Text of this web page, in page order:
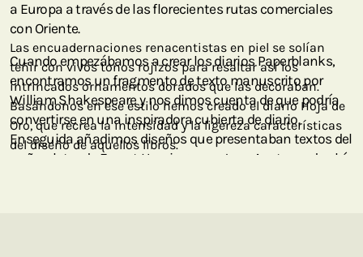
a Europa a través de las florecientes rutas comerciales
con Oriente.
Cuando empezábamos a crear los diarios Paperblanks,
encontramos un fragmento de texto manuscrito por
William Shakespeare y nos dimos cuenta de que podría
convertirse en una inspiradora cubierta de diario.
Enseguida añadimos diseños que presentaban textos del
puño y letra de Ernest Hemingway y Jane Austen, y de ahí
Las encuadernaciones renacentistas en piel se solían
teñir con vivos tonos rojizos para resaltar así los
intrincados ornamentos dorados que las decoraban.
Basándonos en ese estilo hemos creado el diario Hoja de
Oro, que recrea la intensidad y la ligereza características
del diseño de aquellos libros.